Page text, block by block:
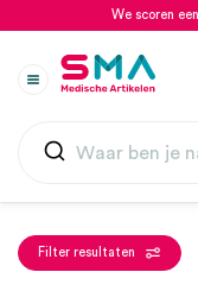
We scoren
Filter resultaten